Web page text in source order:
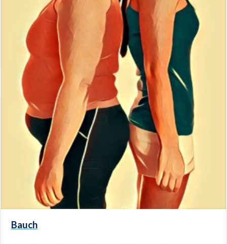
Bauch